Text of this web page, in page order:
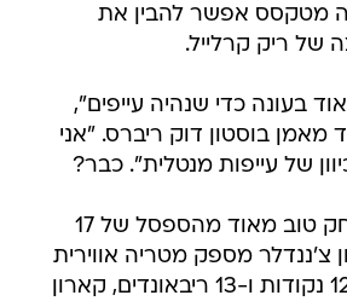
מטקסס אפשר להבין את
של ריק קרלייל.
בעונה כדי שנהיה עייפים",
בוסטון דוק ריברס. "אני
של עייפות מנטלית". כבר?
ג'ייסון טרי נתן משחק טוב מאוד מהספסל של 17
צ'ננדלר מספק מטריה אווירית
עבור המאבס עם 12 נקודות ו-13 ריבאונדים, קארון